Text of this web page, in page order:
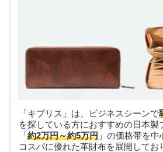
「キプリス」は、ビジネスシーンで
を探している方におすすめの日本製
「約2万円～約5万円 」の価格帯を
コスパに優れた革財布を展開してお